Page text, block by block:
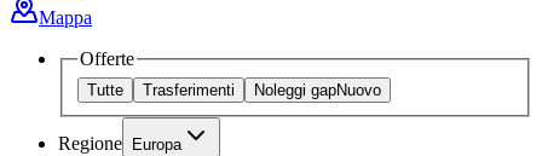
Mappa
Offerte
Tutte Trasferimenti Noleggi gapNuovo
Regione Europa